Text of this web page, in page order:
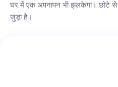
घर में एक अपनापन भी झलकेगा। छोटे से
जुड़ा है।